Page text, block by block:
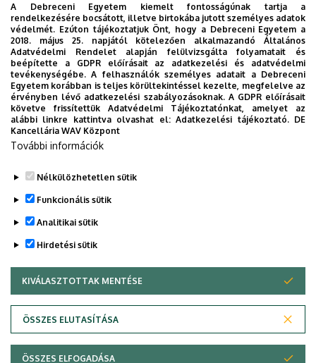
rendszeres előadója, mely 2020 óta az
adatvédelemmel és ügyvédszakmai kérdésekkel
foglalkozó szakértők szakmai együttműködésének
fóruma, rendezvényein több ezer ügyvéd részére
szerveznek olyan szakmai vitákat, oktatásokat,
melyek fókusza az ügyvédi adatkezelés és az
ügyvédszakmai szabályok jó gyakorlatának
kérdései.
Adatvédelem
A Debreceni Egyetem kiemelt fontosságúnak tartja a
rendelkezésére bocsátott, illetve birtokába jutott személyes adatok
védelmét. Ezúton tájékoztatjuk Önt, hogy a Debreceni Egyetem a
2018. május 25. napjától kötelezően alkalmazandó Általános
Adatvédelmi Rendelet alapján felülvizsgálta folyamatait és
beépítette a GDPR előírásait az adatkezelési és adatvédelmi
tevékenységébe. A felhasználók személyes adatait a Debreceni
Egyetem korábban is teljes körültekintéssel kezelte, megfelelve az
érvényben lévő adatkezelési szabályozásoknak. A GDPR előírásait
követve frissítettük Adatvédelmi Tájékoztatónkat, amelyet az
alábbi linkre kattintva olvashat el:Adatkezelési tájékoztató. DE
Kancellária WAV Központ
További információk
Nélkülözhetetlen sütik
Funkcionális sütik
Analitikai sütik
Hirdetési sütik
KIVÁLASZTOTTAK MENTÉSE
ÖSSZES ELUTASÍTÁSA
WITHDRAW CONSENT
ÖSSZES ELFOGADÁSA